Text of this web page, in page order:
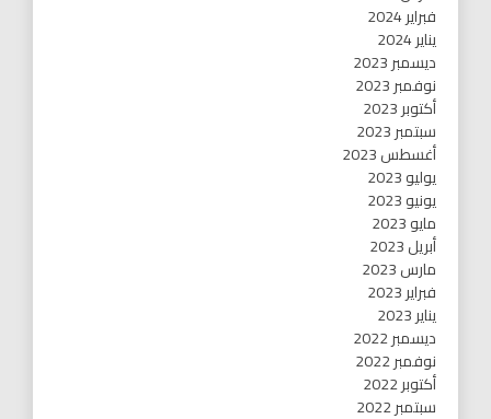
فبراير 2024
يناير 2024
ديسمبر 2023
نوفمبر 2023
أكتوبر 2023
سبتمبر 2023
أغسطس 2023
يوليو 2023
يونيو 2023
مايو 2023
أبريل 2023
مارس 2023
فبراير 2023
يناير 2023
ديسمبر 2022
نوفمبر 2022
أكتوبر 2022
سبتمبر 2022